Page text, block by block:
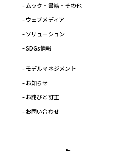
- ムック・書籍・その他
- ウェブメディア
- ソリューション
- SDGs情報
- モデルマネジメント
- お知らせ
- お詫びと訂正
- お問い合わせ